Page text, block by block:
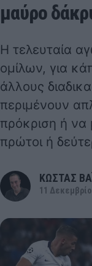
μαύρο
Η τελευταία
ομίλων, για
άλλους
περιμένουν
πρόκριση ή να
πρώτοι ή
ΚΩΣΤΑΣ
11